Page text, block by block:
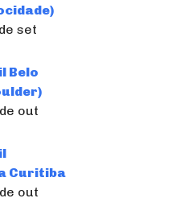
set
Belo
out
Curitiba
out